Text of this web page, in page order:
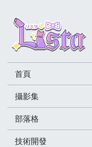
首頁
攝影集
部落格
技術開發